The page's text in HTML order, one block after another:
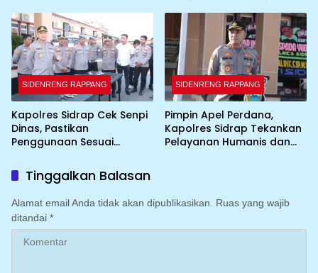
SIDENRENG RAPPANG
Kapolres Sidrap Cek Senpi
Dinas, Pastikan
Penggunaan Sesuai
SIDENRENG RAPPANG
Pimpin Apel Perdana,
Kapolres Sidrap Tekankan
Pelayanan Humanis dan
Tinggalkan Balasan
Alamat email Anda tidak akan dipublikasikan. Ruas yang wajib
ditandai *